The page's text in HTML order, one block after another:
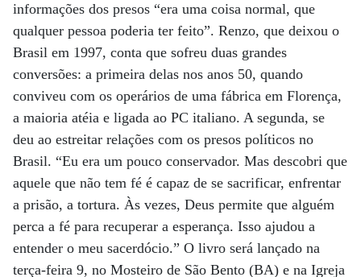
informações dos presos “era uma coisa normal, que
qualquer pessoa poderia ter feito”. Renzo, que deixou o
Brasil em 1997, conta que sofreu duas grandes
conversões: a primeira delas nos anos 50, quando
conviveu com os operários de uma fábrica em Florença,
a maioria atéia e ligada ao PC italiano. A segunda, se
deu ao estreitar relações com os presos políticos no
Brasil. “Eu era um pouco conservador. Mas descobri que
aquele que não tem fé é capaz de se sacrificar, enfrentar
a prisão, a tortura. Às vezes, Deus permite que alguém
perca a fé para recuperar a esperança. Isso ajudou a
entender o meu sacerdócio.” O livro será lançado na
terça-feira 9, no Mosteiro de São Bento (BA) e na Igreja